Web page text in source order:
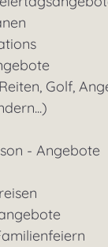
Golf,
- Angebote